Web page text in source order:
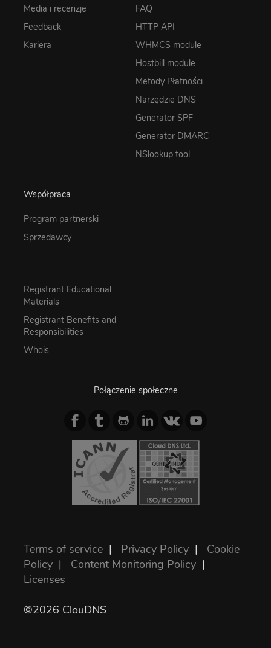
Media i recenzje
Feedback
Kariera
FAQ
HTTP API
WHMCS module
Hostbill module
Metody Płatności
Narzędzie DNS
Generator SPF
Generator DMARC
NSlookup tool
Współpraca
Program partnerski
Sprzedawcy
Registrant Educational
Materials
Registrant Benefits and
Responsibilities
Whois
Połączenie społeczne
Terms of service | Privacy Policy | Cookie
Policy | Content Monitoring Policy |
Licenses
©2026 ClouDNS